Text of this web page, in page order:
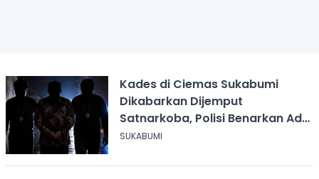
Kades di Ciemas Sukabumi
Dikabarkan Dijemput
Satnarkoba, Polisi Benarkan Ada
Penindakan
SUKABUMI